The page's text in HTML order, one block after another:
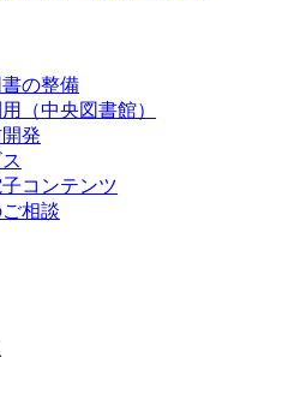
の整備
（中央図書館）
発
コンテンツ
相談